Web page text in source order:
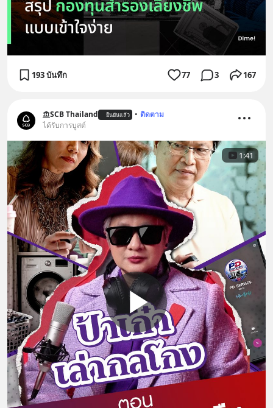
193 บันทึก 77 3 167
SCB Thailand ยืนยันแล้ว • ติดตาม
ได้รับการบูสต์
1:41